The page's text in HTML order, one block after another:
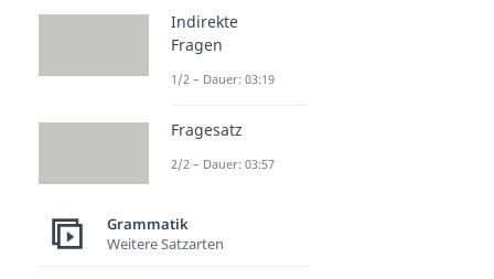
Indirekte
Fragen
1/2 – Dauer: 03:19
Fragesatz
2/2 – Dauer: 03:57
Grammatik
Weitere Satzarten